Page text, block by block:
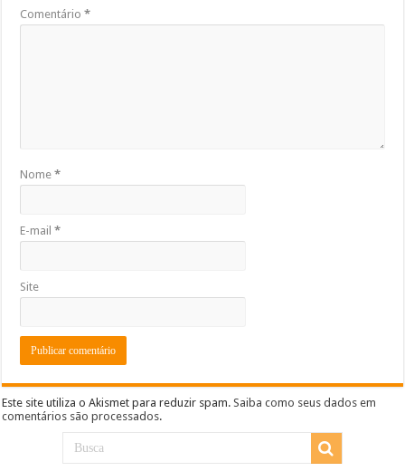
Comentário*
Nome*
E-mail*
Site
Este site utiliza o Akismet para reduzir spam.Saiba como seus dados em
comentários são processados.